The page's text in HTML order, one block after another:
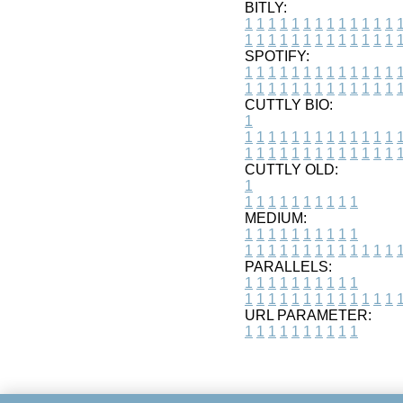
BITLY:
1 1 1 1 1 1 1 1 1 1 1 1 1 1
1 1 1 1 1 1 1 1 1 1 1 1 1 1
SPOTIFY:
1 1 1 1 1 1 1 1 1 1 1 1 1 1
1 1 1 1 1 1 1 1 1 1 1 1 1 1
CUTTLY BIO:
1
1 1 1 1 1 1 1 1 1 1 1 1 1 1
1 1 1 1 1 1 1 1 1 1 1 1 1 1
CUTTLY OLD:
1
1 1 1 1 1 1 1 1 1 1
MEDIUM:
1 1 1 1 1 1 1 1 1 1
1 1 1 1 1 1 1 1 1 1 1 1 1 1
PARALLELS:
1 1 1 1 1 1 1 1 1 1
1 1 1 1 1 1 1 1 1 1 1 1 1 1
URL PARAMETER:
1 1 1 1 1 1 1 1 1 1